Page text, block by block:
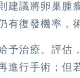
建議將卵巢腫
有復發機率，
予治療、評估
進行手術；但